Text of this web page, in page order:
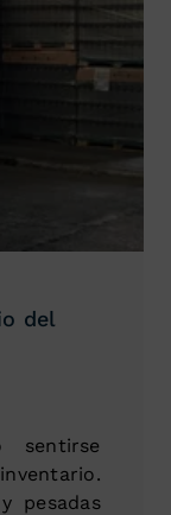
del
sentirse
pesadas